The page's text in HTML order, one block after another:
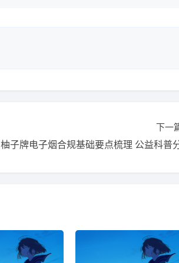
下一
柚子牌电子烟合规基础要点梳理 公益科普